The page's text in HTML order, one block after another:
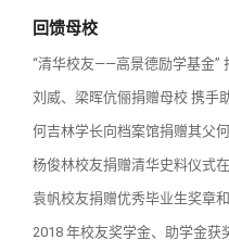
回馈母校
“清华校友——高景德励学基金”
刘威、梁晖伉俪捐赠母校 携手
何吉林学长向档案馆捐赠其父
杨俊林校友捐赠清华史料仪式
袁帆校友捐赠优秀毕业生奖章
2018 年校友奖学金、助学金获